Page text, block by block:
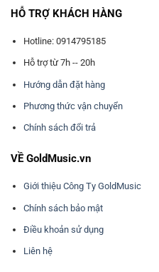
HỖ TRỢ KHÁCH HÀNG
Hotline: 0914795185
Hỗ trợ từ 7h -- 20h
Hướng dẫn đặt hàng
Phương thức vận chuyển
Chính sách đổi trả
VỀ GoldMusic.vn
Giới thiệu Công Ty GoldMusic
Chính sách bảo mật
Điều khoản sử dụng
Liên hệ